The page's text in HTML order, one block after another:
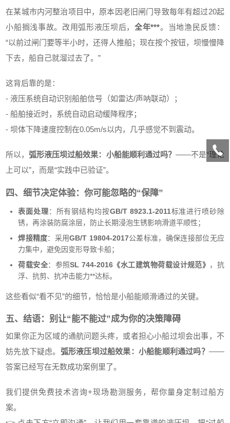
在某城市内河整治项目中，原本因老旧闸门导致每年有超过20起
小船搁浅事故。改用弧形液压坝后，全年***。当地渔民反馈：
“以前过闸门要等半小时，还得人推船；现在按个按钮，坝慢慢降
下去，船自己就溜过去了。”
这背后靠的是：
- 液压系统自动识别船舶信号（如雷达/声呐联动）；
- 船舶接近时，系统自动启动缓降程序；
- 坝体下降速度控制在0.05m/s以内，几乎感觉不到震动。
所以，弧形液压坝过船效果：小船能顺利通过吗？ ——不是“理论
上可以”，而是“实践中已验证”。
四、细节决定体验：你可能忽略的“保障”
表面处理：所有钢结构均按GB/T 8923.1-2011标准进行喷砂除
锈，再涂装防腐涂层，防止长期浸泡生锈影响滑道平顺性；
焊接精度：采用GB/T 19804-2017公差标准，确保连接部位无应
力集中，避免因变形导致卡船；
荷载安全：参照SL 744-2016《水工建筑物荷载设计规范》 ，抗
浮、抗剪、抗冲击能力**达标。
这些看似“看不见”的细节，恰恰是小船能顺滑通过的关键。
五、结语：别让“能不能过”成为你的决策障碍
如果你正为区域的通航问题头疼，或者担心小船过坝会出事，不
妨先放下疑虑。 弧形液压坝过船效果：小船能顺利通过吗？ ——
答案已经写在无数成功案例里了。
我们提供免费技术咨询+现场勘测服务，帮你量身定制过船方
案。